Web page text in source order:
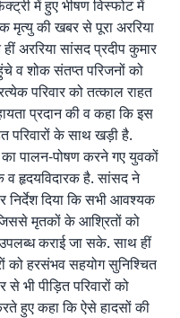
में हुए भीषण विस्फोट में
मृत्यु की खबर से पूरा अररिया
अररिया सांसद प्रदीप कुमार
व शोक संतप्त परिजनों को
परिवार को तत्काल राहत
प्रदान की व कहा कि इस
परिवारों के साथ खड़ी है.
का पालन-पोषण करने गए युवकों
हृदयविदारक है. सांसद ने
निर्देश दिया कि सभी आवश्यक
मृतकों के आश्रितों को
कराई जा सके. साथ हीं
को हरसंभव सहयोग सुनिश्चित
भी पीड़ित परिवारों को
हुए कहा कि ऐसे हादसों की